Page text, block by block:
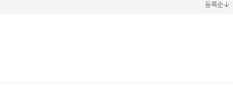
등록순↓